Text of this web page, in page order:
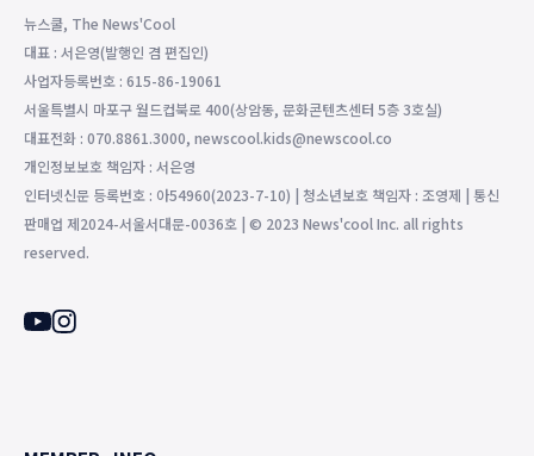
뉴스쿨, The News'Cool
대표 : 서은영(발행인 겸 편집인)
사업자등록번호 : 615-86-19061
서울특별시 마포구 월드컵북로 400(상암동, 문화콘텐츠센터 5층 3호실)
대표전화 : 070.8861.3000, newscool.kids@newscool.co
개인정보보호 책임자 : 서은영
인터넷신문 등록번호 : 아54960(2023-7-10) | 청소년보호 책임자 : 조영제 | 통신
판매업 제2024-서울서대문-0036호 | © 2023 News'cool Inc. all rights
reserved.